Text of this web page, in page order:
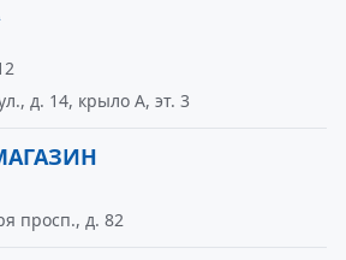
д. 14, крыло А, эт. 3
просп., д. 82